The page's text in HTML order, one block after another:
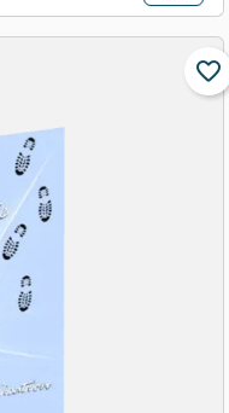
favorite_border